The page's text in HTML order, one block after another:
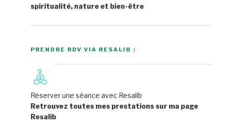
spiritualité, nature et bien-être
PRENDRE RDV VIA RESALIB :
Réserver une séance avec Resalib
Retrouvez toutes mes prestations sur ma page
Resalib